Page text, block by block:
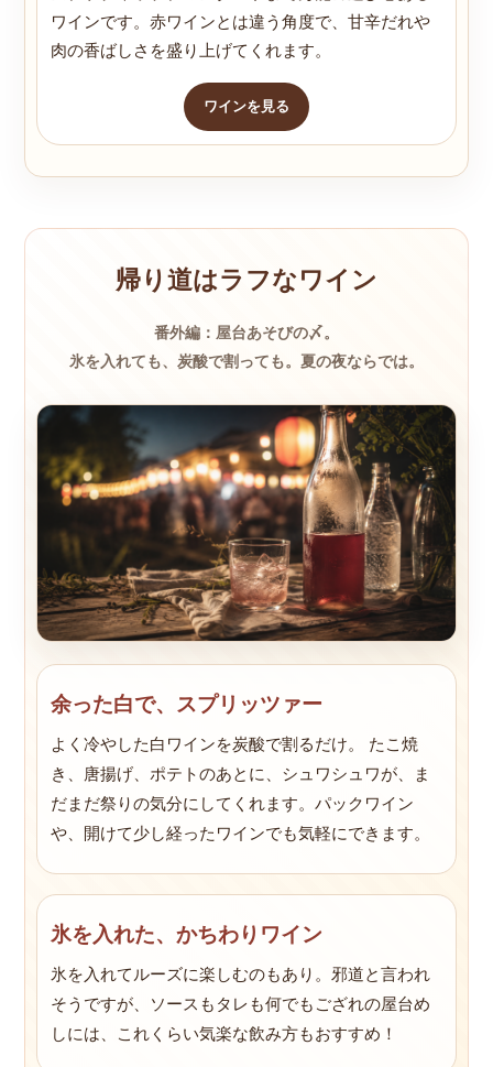
ワインです。赤ワインとは違う角度で、甘辛だれや
肉の香ばしさを盛り上げてくれます。
ワインを見る
帰り道はラフなワイン
番外編：屋台あそびの〆。
氷を入れても、炭酸で割っても。夏の夜ならでは。
余った白で、スプリッツァー
よく冷やした白ワインを炭酸で割るだけ。 たこ焼
き、唐揚げ、ポテトのあとに、シュワシュワが、ま
だまだ祭りの気分にしてくれます。パックワイン
や、開けて少し経ったワインでも気軽にできます。
氷を入れた、かちわりワイン
氷を入れてルーズに楽しむのもあり。邪道と言われ
そうですが、ソースもタレも何でもござれの屋台め
しには、これくらい気楽な飲み方もおすすめ！